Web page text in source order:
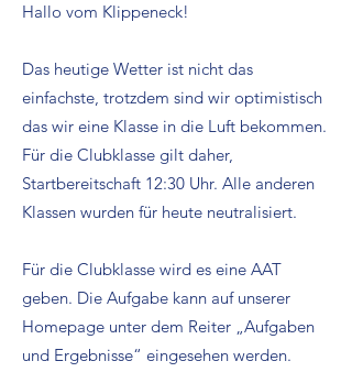
Hallo vom Klippeneck!
Das heutige Wetter ist nicht das
einfachste, trotzdem sind wir optimistisch
das wir eine Klasse in die Luft bekommen.
Für die Clubklasse gilt daher,
Startbereitschaft 12:30 Uhr. Alle anderen
Klassen wurden für heute neutralisiert.
Für die Clubklasse wird es eine AAT
geben. Die Aufgabe kann auf unserer
Homepage unter dem Reiter „Aufgaben
und Ergebnisse“ eingesehen werden.